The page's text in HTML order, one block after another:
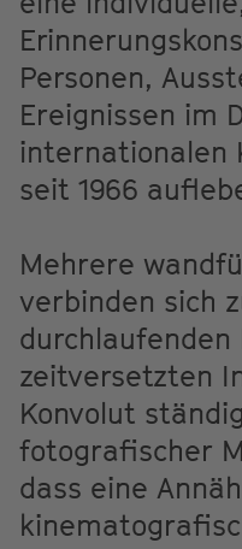
Personen,
Ereignissen im
internationalen
seit 1966
Mehrere
verbinden sich
durchlaufenden
zeitversetzten
Konvolut
fotografischer
dass eine